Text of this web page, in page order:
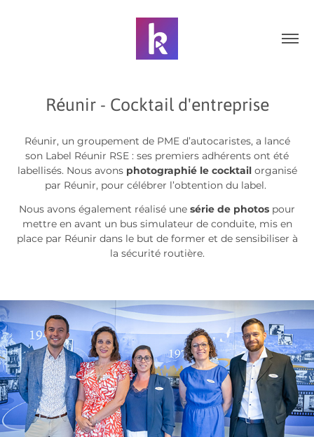
Réunir - Cocktail d'entreprise
Réunir, un groupement de PME d’autocaristes, a lancé
son Label Réunir RSE : ses premiers adhérents ont été
labellisés. Nous avons photographié le cocktailorganisé
par Réunir, pour célébrer l’obtention du label.
Nous avons également réalisé unesérie de photos pour
mettre en avant un bus simulateur de conduite, mis en
place par Réunir dans le but de former et de sensibiliser à
la sécurité routière.